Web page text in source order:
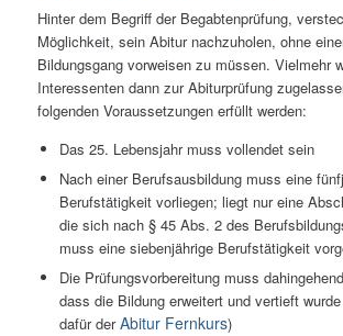
Hinter dem Begriff der Begabtenprüfung,
Möglichkeit, sein Abitur nachzuholen, ohne
Bildungsgang vorweisen zu müssen. Vielmehr
Interessenten dann zur Abiturprüfung
folgenden Voraussetzungen erfüllt werden:
Das 25. Lebensjahr muss vollendet sein
Nach einer Berufsausbildung muss eine
Berufstätigkeit vorliegen; liegt nur eine
die sich nach § 45 Abs. 2 des
muss eine siebenjährige Berufstätigkeit
Die Prüfungsvorbereitung muss
dass die Bildung erweitert und vertieft
dafür derAbitur Fernkurs)